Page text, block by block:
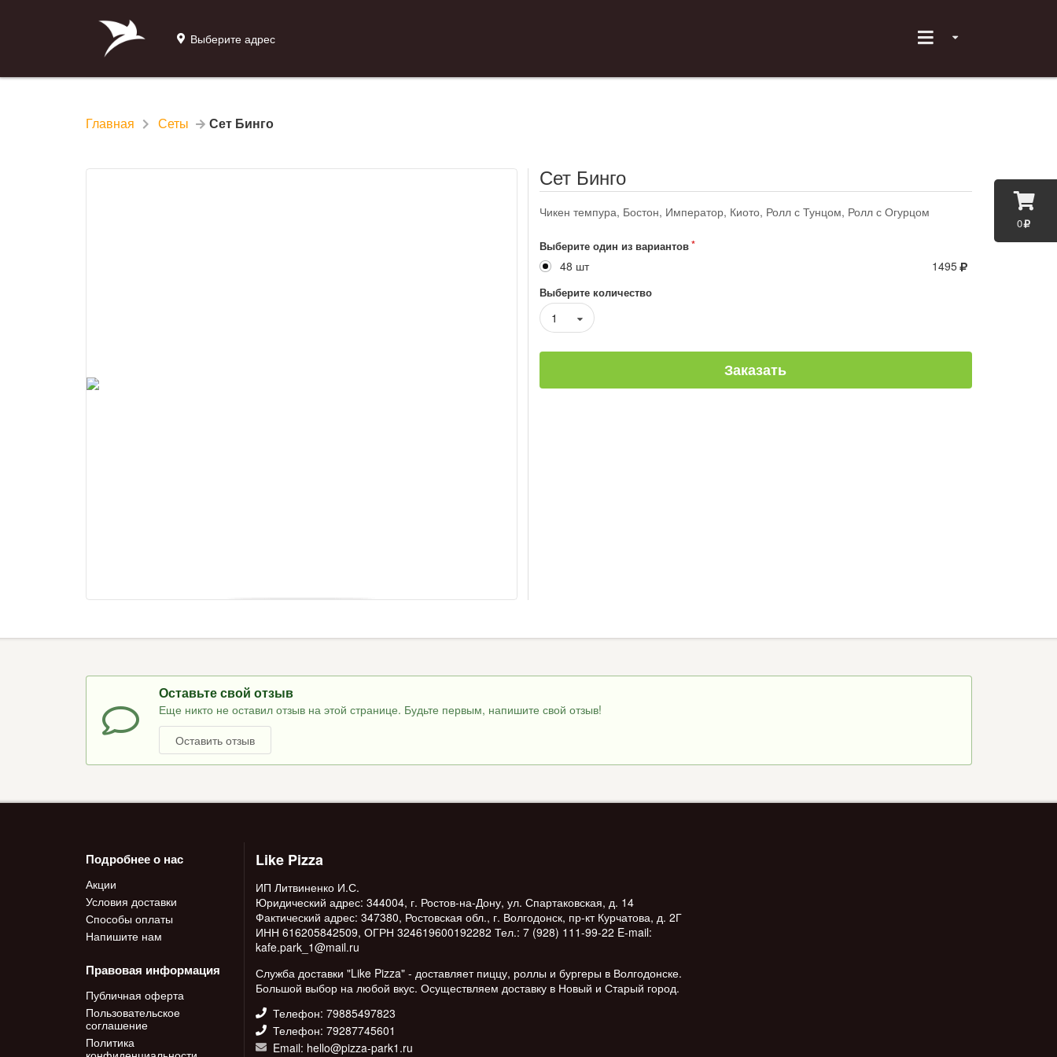
0
Выберите адрес
Главная Сеты Сет Бинго
Сет Бинго
Чикен темпура, Бостон, Император, Киото, Ролл с Тунцом, Ролл с Огурцом
Выберите один из вариантов
48 шт 1495
Выберите количество
1
Заказать
Оставьте свой отзыв
Еще никто не оставил отзыв на этой странице. Будьте первым, напишите свой отзыв!
Оставить отзыв
Подробнее о нас
Акции
Условия доставки
Способы оплаты
Напишите нам
Правовая информация
Публичная оферта
Пользовательское
соглашение
Политика
Like Pizza
ИП Литвиненко И.С.
Юридический адрес: 344004, г. Ростов-на-Дону, ул. Спартаковская, д. 14
Фактический адрес: 347380, Ростовская обл., г. Волгодонск, пр-кт Курчатова, д. 2Г
ИНН 616205842509, ОГРН 324619600192282 Тел.: 7 (928) 111-99-22 E-mail:
kafe.park_1@mail.ru
Служба доставки "Like Pizza" - доставляет пиццу, роллы и бургеры в Волгодонске.
Большой выбор на любой вкус. Осуществляем доставку в Новый и Старый город.
Телефон: 79885497823
Телефон: 79287745601
Email: hello@pizza-park1.ru